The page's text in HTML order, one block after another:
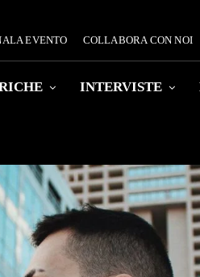
EVENTO COLLABORA CON NOI
INTERVISTE